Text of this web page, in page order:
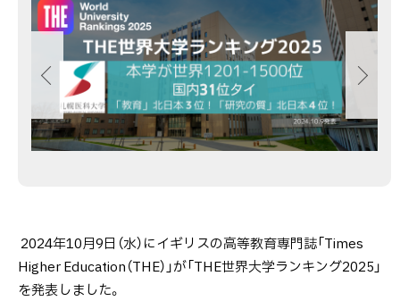
像
ラ
ド
集
2024年10月9日（水）にイギリスの高等教育専門誌「Times
Higher Education（THE）」が「THE世界大学ランキング2025」
を発表しました。